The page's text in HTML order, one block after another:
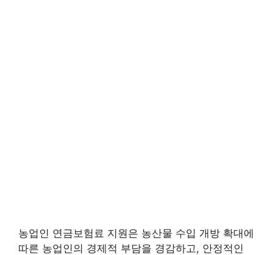
농업인 연금보험료 지원은 농산물 수입 개방 확대에
따른 농업인의 경제적 부담을 경감하고, 안정적인